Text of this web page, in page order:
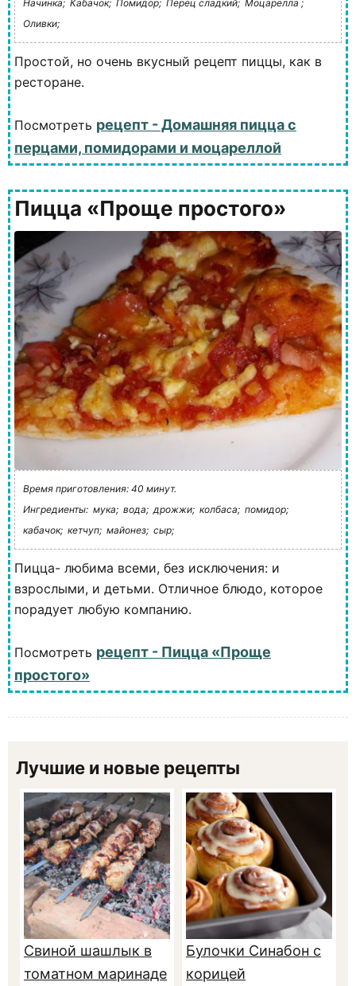
Начинка; Кабачок; Помидор; Перец сладкий; Моцарелла ;
Оливки;
Простой, но очень вкусный рецепт пиццы, как в
ресторане.
Посмотреть рецепт - Домашняя пицца с
перцами, помидорами и моцареллой
Пицца «Проще простого»
Время приготовления: 40 минут.
Ингредиенты: мука; вода; дрожжи; колбаса; помидор;
кабачок; кетчуп; майонез; сыр;
Пицца- любима всеми, без исключения: и
взрослыми, и детьми. Отличное блюдо, которое
порадует любую компанию.
Посмотреть рецепт - Пицца «Проще
простого»
Лучшие и новые рецепты
Свиной шашлык в
томатном маринаде
Булочки Синабон с
корицей